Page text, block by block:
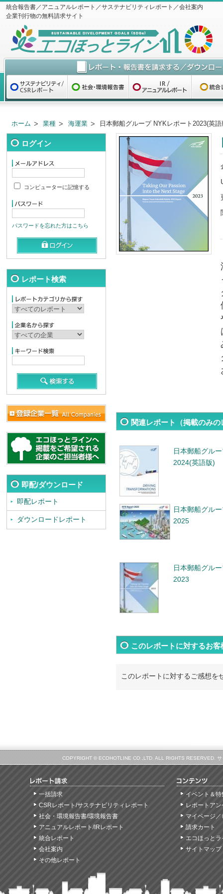
統合報告書／アニュアルレポート／サステナビリティレポート／会社案内
企業刊行物の無料請求サイト
ホーム 業種 海運業 日本郵船グループ NYKレポート2023(英語
ログイン
コンピューターに記憶する
パスワードを忘れた方はこちら
レポート検索
即配/ダウンロード
即配レポート
ダウンロードレポート
関連レポート（掲載のみ
日本郵船グル
2024(英語版)
日本郵船グル
2025
日本郵船グル
2023
このレポートに対するお客
このレポートに対するご感想を
COPYRIGHT © ECOHOTLINE CO.,LTD. ALL RIGHTS RESERVED.
一括請求
CSRレポート/サステナビリティレポート
社会・環境報告書/環境報告書
アニュアルレポート/IRレポート
統合レポート
会社案内
その他レポート
イベント＆特
レポートア
マイページ
請求カート
エコほっと
サイトマップ